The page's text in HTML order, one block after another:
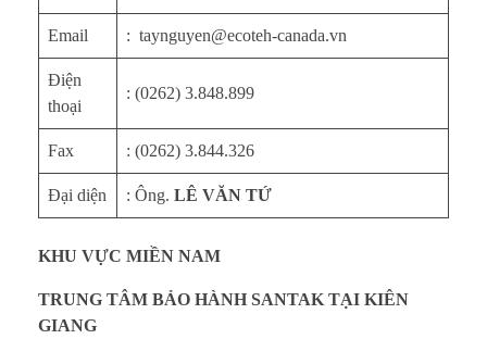
Email : taynguyen@ecoteh-canada.vn
Điện
thoại
: (0262) 3.848.899
Fax : (0262) 3.844.326
Đại diện : Ông. LÊ VĂN TỨ
KHU VỰC MIỀN NAM
TRUNG TÂM BẢO HÀNH SANTAK TẠI KIÊN
GIANG